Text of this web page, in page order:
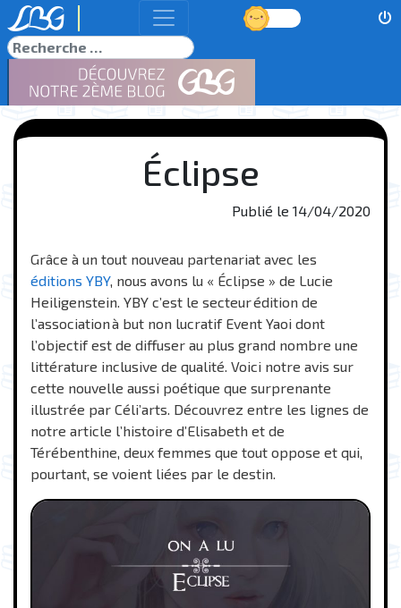
Jour
Rechercher
Éclipse
Publié le 14/04/2020
Grâce à un tout nouveau partenariat avec les
éditions YBY, nous avons lu « Éclipse » de Lucie
Heiligenstein. YBY c’est le secteur édition de
l’association à but non lucratif Event Yaoi dont
l’objectif est de diffuser au plus grand nombre une
littérature inclusive de qualité. Voici notre avis sur
cette nouvelle aussi poétique que surprenante
illustrée par Céli’arts. Découvrez entre les lignes de
notre article l’histoire d’Elisabeth et de
Térébenthine, deux femmes que tout oppose et qui,
pourtant, se voient liées par le destin.